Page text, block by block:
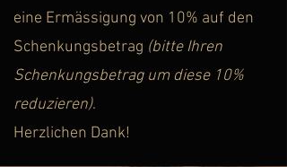
eine Ermässigung von 10% auf den
Schenkungsbetrag (bitte Ihren
Schenkungsbetrag um diese 10%
reduzieren).
Herzlichen Dank!